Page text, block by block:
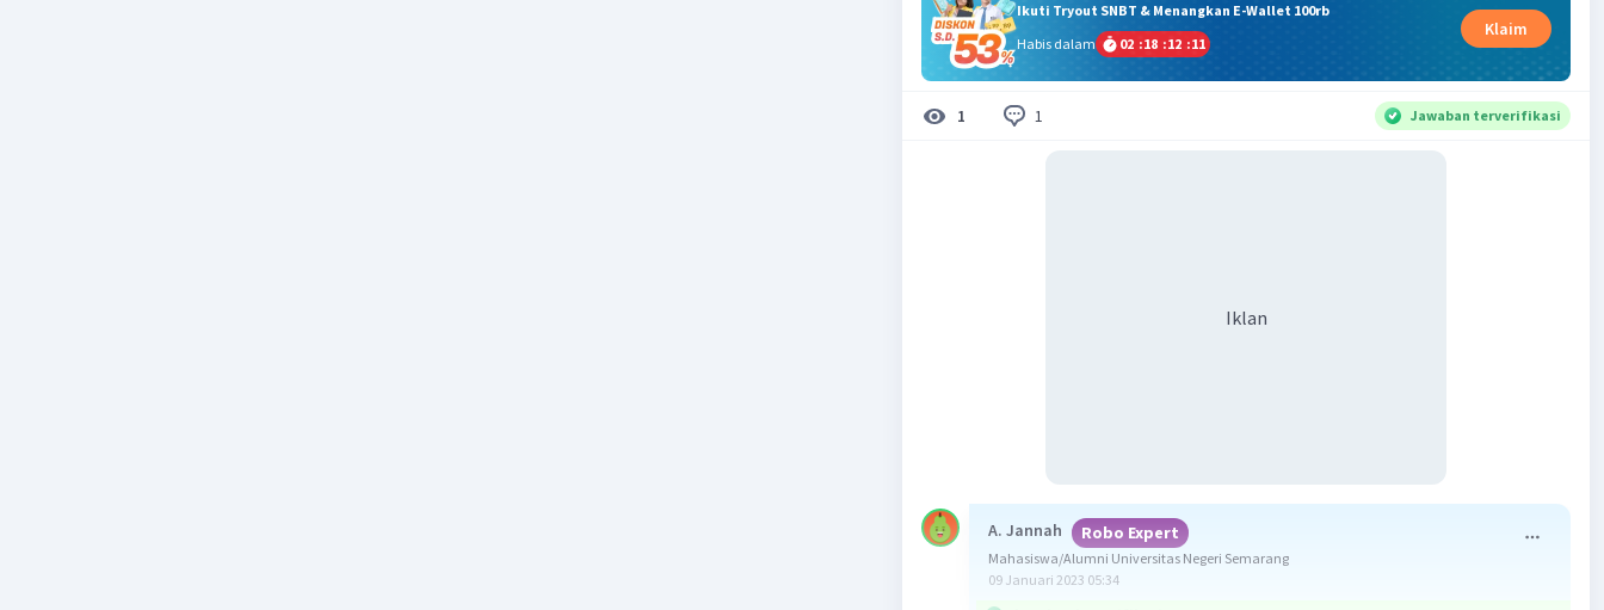
Ikuti Tryout SNBT & Menangkan E-Wallet 100rb
Habis dalam
02 :18 :12 :11
Klaim
1 1 Jawaban terverifikasi
Iklan
A. Jannah Robo Expert
Mahasiswa/Alumni Universitas Negeri Semarang
09 Januari 2023 05:34